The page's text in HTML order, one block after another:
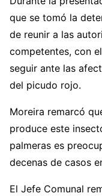
que se tomó la
de reunir a las
competentes, con
seguir ante las
del picudo rojo.
Moreira remarcó
produce este
palmeras es
decenas de casos
El Jefe Comunal